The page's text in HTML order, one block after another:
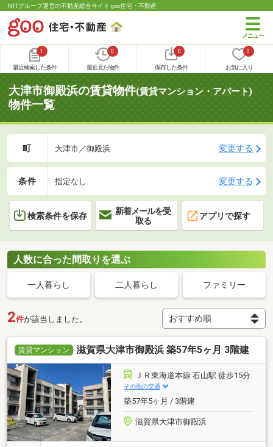
NTTグループ運営の不動産総合サイト goo住宅・不動産
1
最近検索した条件
0
最近見た物件
0
保存した条件
0
お気に入り
大津市御殿浜の賃貸物件(賃貸マンション・アパート)
物件一覧
町 大津市／御殿浜 変更する
条件 指定なし 変更する
検索条件を保存
新着メールを受
取る
アプリで探す
人数に合った間取りを選ぶ
一人暮らし 二人暮らし ファミリー
2件が該当しました。
賃貸マンション 滋賀県大津市御殿浜 築57年5ヶ月 3階建
ＪＲ東海道本線 石山駅 徒歩15分
その他の交通
築57年5ヶ月 / 3階建
滋賀県大津市御殿浜